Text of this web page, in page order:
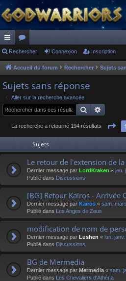
ac
co
ur
ci
s
or
u
s
Rechercher Connexion Inscription
Accueil du forum Rechercher Sujets
Sujets sans réponse
Aller sur la recherche avancée
Rechercher
La recherche a retourné 194 résultats 1
Sujets
Le retour de l'extension de
Dernier message par LordKraken « jeu.
Publié dans Discussions
[BG] Retour Kaïros - Arrivée
Dernier message par Kaïros « sam.
Publié dans Les Anges de Zeus
modification de nom de
Dernier message par Lushen « lun.
Publié dans Discussions
BG de Mermedia
Dernier message par Mermedia « sam.
Publié dans Les Chevaliers d'Athéna